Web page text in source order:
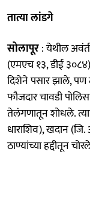
तात्या लांडगे
सोलापूर: येथील
(एमएच १३, डीई
दिशेने पसार झाले, पण
फौजदार चावडी
तेलंगणातून शोधले.
धाराशिव), खदान
ठाण्यांच्या हद्दीतून